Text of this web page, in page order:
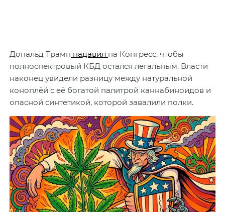
Дональд Трамп надавил на Конгресс, чтобы
полноспектровый КБД остался легальным. Власти
наконец увидели разницу между натуральной
коноплёй с её богатой палитрой каннабиноидов и
опасной синтетикой, которой завалили полки.